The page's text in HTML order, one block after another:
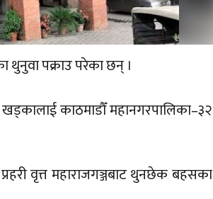
थुनुवा पक्राउ परेका छन् ।
काठमाडौँ महानगरपालिका–३२
वृत्त महाराजगञ्जबाट थुनछेक बहसका